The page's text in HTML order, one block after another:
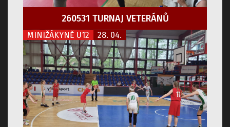
260531 TURNAJ VETERÁNŮ
MINIŽÁKYNĚ U12 28. 04.